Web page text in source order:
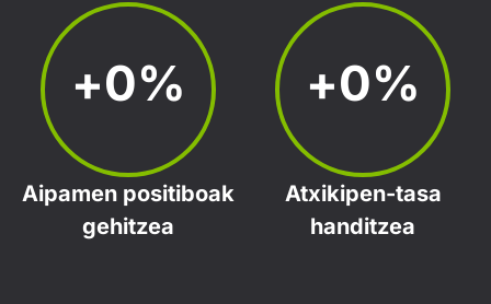
+0%
Aipamen positiboak
gehitzea
+0%
Atxikipen-tasa
handitzea